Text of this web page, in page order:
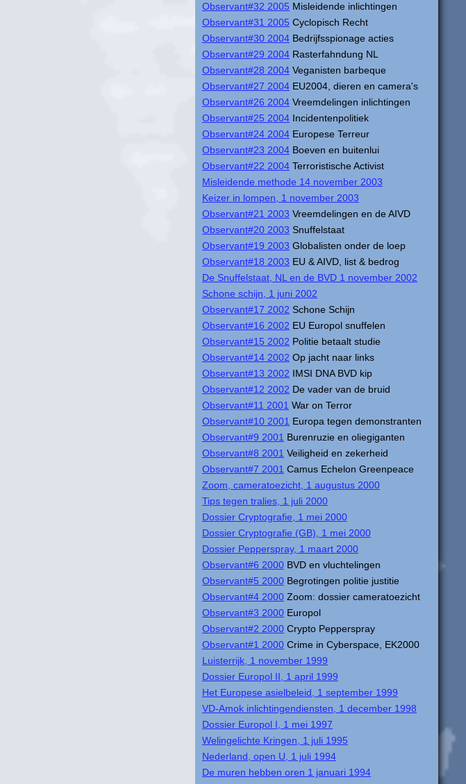
Observant#32 2005 Misleidende inlichtingen
Observant#31 2005 Cyclopisch Recht
Observant#30 2004 Bedrijfsspionage acties
Observant#29 2004 Rasterfahndung NL
Observant#28 2004 Veganisten barbeque
Observant#27 2004 EU2004, dieren en camera's
Observant#26 2004 Vreemdelingen inlichtingen
Observant#25 2004 Incidentenpolitiek
Observant#24 2004 Europese Terreur
Observant#23 2004 Boeven en buitenlui
Observant#22 2004 Terroristische Activist
Misleidende methode 14 november 2003
Keizer in lompen, 1 november 2003
Observant#21 2003 Vreemdelingen en de AIVD
Observant#20 2003 Snuffelstaat
Observant#19 2003 Globalisten onder de loep
Observant#18 2003 EU & AIVD, list & bedrog
De Snuffelstaat, NL en de BVD 1 november 2002
Schone schijn, 1 juni 2002
Observant#17 2002 Schone Schijn
Observant#16 2002 EU Europol snuffelen
Observant#15 2002 Politie betaalt studie
Observant#14 2002 Op jacht naar links
Observant#13 2002 IMSI DNA BVD kip
Observant#12 2002 De vader van de bruid
Observant#11 2001 War on Terror
Observant#10 2001 Europa tegen demonstranten
Observant#9 2001 Burenruzie en oliegiganten
Observant#8 2001 Veiligheid en zekerheid
Observant#7 2001 Camus Echelon Greenpeace
Zoom, cameratoezicht, 1 augustus 2000
Tips tegen tralies, 1 juli 2000
Dossier Cryptografie, 1 mei 2000
Dossier Cryptografie (GB), 1 mei 2000
Dossier Pepperspray, 1 maart 2000
Observant#6 2000 BVD en vluchtelingen
Observant#5 2000 Begrotingen politie justitie
Observant#4 2000 Zoom: dossier cameratoezicht
Observant#3 2000 Europol
Observant#2 2000 Crypto Pepperspray
Observant#1 2000 Crime in Cyberspace, EK2000
Luisterrijk, 1 november 1999
Dossier Europol II, 1 april 1999
Het Europese asielbeleid, 1 september 1999
VD-Amok inlichtingendiensten, 1 december 1998
Dossier Europol I, 1 mei 1997
Welingelichte Kringen, 1 juli 1995
Nederland, open U, 1 juli 1994
De muren hebben oren 1 januari 1994